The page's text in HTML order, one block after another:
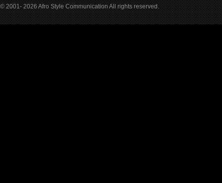
© 2001- 2026 Afro Style Communication All rights reserved.